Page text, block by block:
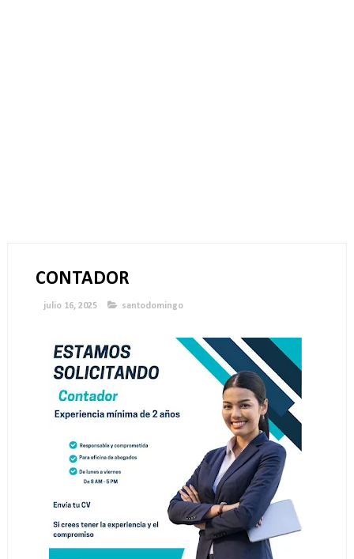
CONTADOR
julio 16, 2025 santodomingo